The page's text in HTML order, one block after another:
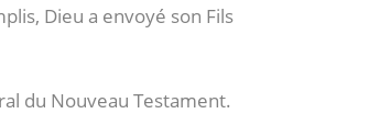
Dieu a envoyé son Fils
du Nouveau Testament.